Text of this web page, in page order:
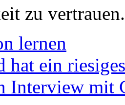
zu vertrauen.
lernen
hat ein
Interview mit